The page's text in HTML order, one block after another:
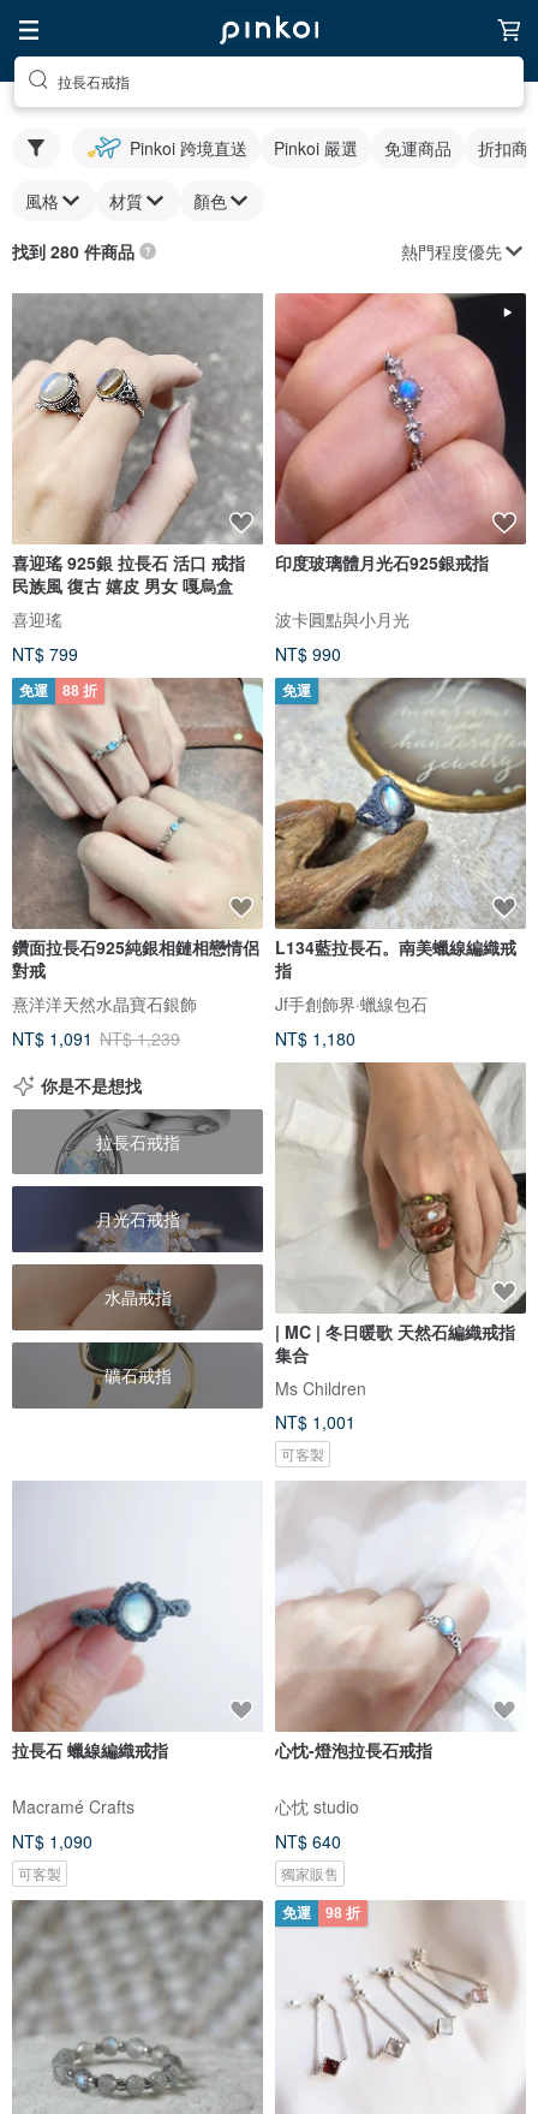
拉長石戒指
Pinkoi 跨境直送 Pinkoi 嚴選 免運商品 折扣商
風格 材質 顏色
找到 280 件商品 熱門程度優先
喜迎瑤 925銀 拉長石 活口 戒指
民族風 復古 嬉皮 男女 嘎烏盒
喜迎瑤
NT$ 799
印度玻璃體月光石925銀戒指
波卡圓點與小月光
NT$ 990
免運 88 折
鑽面拉長石925純銀相鏈相戀情侶
對戒
熹洋洋天然水晶寶石銀飾
NT$ 1,091 NT$ 1,239
免運
L134藍拉長石。南美蠟線編織戒
指
Jf手創飾界·蠟線包石
NT$ 1,180
你是不是想找
拉長石戒指
月光石戒指
水晶戒指
礦石戒指
| MC | 冬日暖歌 天然石編織戒指
集合
Ms Children
NT$ 1,001
可客製
拉長石 蠟線編織戒指
Macramé Crafts
NT$ 1,090
可客製
心忱-燈泡拉長石戒指
心忱 studio
NT$ 640
獨家販售
免運 98 折